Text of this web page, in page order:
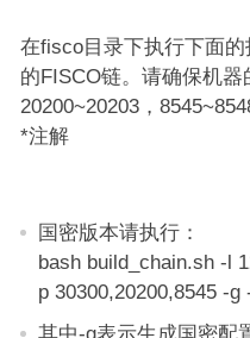
在fisco目录下执行下面
的FISCO链。请确保机器
20200~20203，
*注解
国密版本请执行：
bash build_chain.sh -l
p 30300,20200,8545 -g
其中-g表示生成国密配